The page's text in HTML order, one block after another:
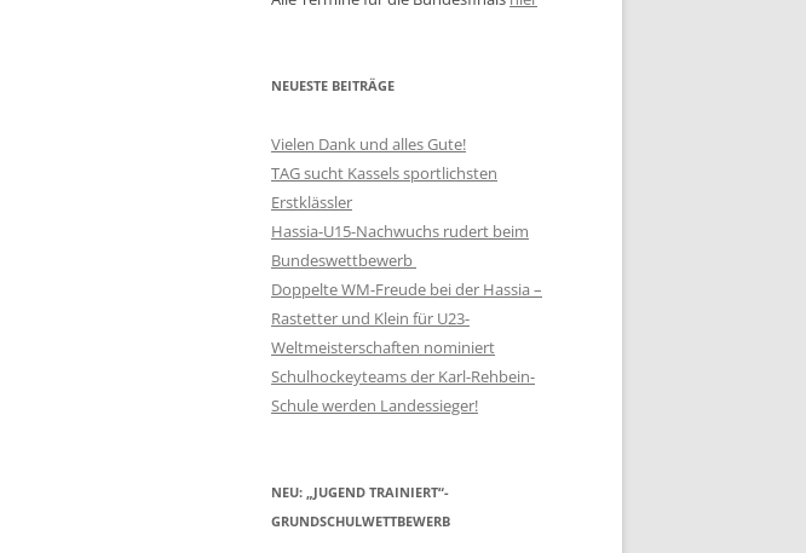
NEUESTE BEITRÄGE
Vielen Dank und alles Gute!
TAG sucht Kassels sportlichsten
Erstklässler
Hassia-U15-Nachwuchs rudert beim
Bundeswettbewerb
Doppelte WM-Freude bei der Hassia –
Rastetter und Klein für U23-
Weltmeisterschaften nominiert
Schulhockeyteams der Karl-Rehbein-
Schule werden Landessieger!
NEU: „JUGEND TRAINIERT“-
GRUNDSCHULWETTBEWERB